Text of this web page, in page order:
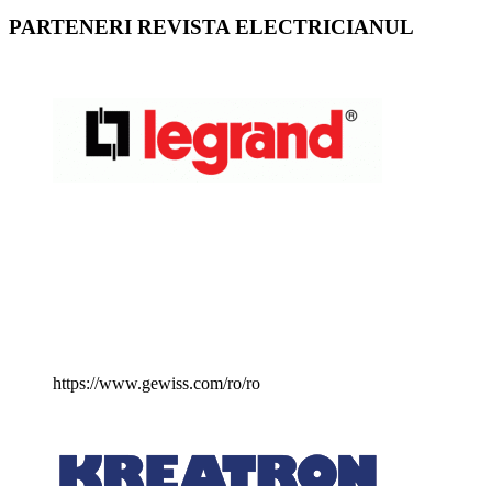
PARTENERI REVISTA ELECTRICIANUL
https://www.gewiss.com/ro/ro